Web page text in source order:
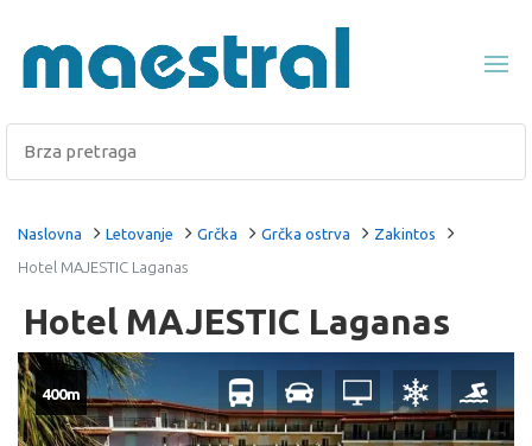
Naslovna Letovanje Grčka Grčka ostrva
Zakintos
Hotel MAJESTIC Laganas
Hotel MAJESTIC Laganas
400m